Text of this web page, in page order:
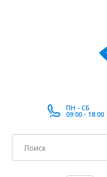
ПН - СБ
09:00 - 18:00